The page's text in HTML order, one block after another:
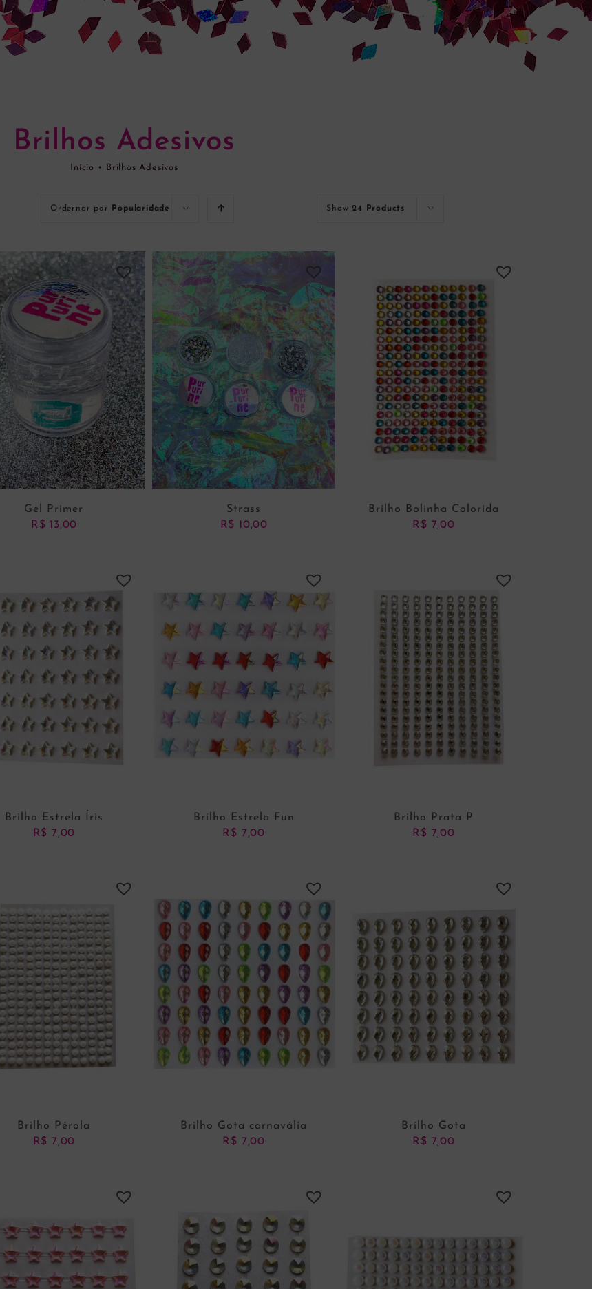
Brilhos Adesivos
Início • Brilhos Adesivos
Ordernar por Popularidade Show24 Products
ADICIONAR AO CARRINHO
Gel Primer
R$ 13,00
VER OPÇÕES
Strass
R$ 10,00
ADICIONAR AO CARRINHO
Brilho Bolinha Colorida
R$ 7,00
ADICIONAR AO CARRINHO
Brilho Estrela Íris
R$ 7,00
ADICIONAR AO CARRINHO
Brilho Estrela Fun
R$ 7,00
ADICIONAR AO CARRINHO
Brilho Prata P
R$ 7,00
ADICIONAR AO CARRINHO
Brilho Pérola
R$ 7,00
ADICIONAR AO CARRINHO
Brilho Gota carnavália
R$ 7,00
Brilho Gota
R$ 7,00